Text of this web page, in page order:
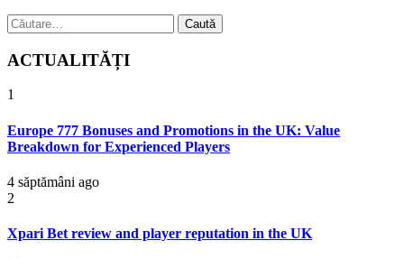
Caută
după:
ACTUALITĂȚI
1
Europe 777 Bonuses and Promotions in the UK: Value
Breakdown for Experienced Players
4 săptămâni ago
2
Xpari Bet review and player reputation in the UK